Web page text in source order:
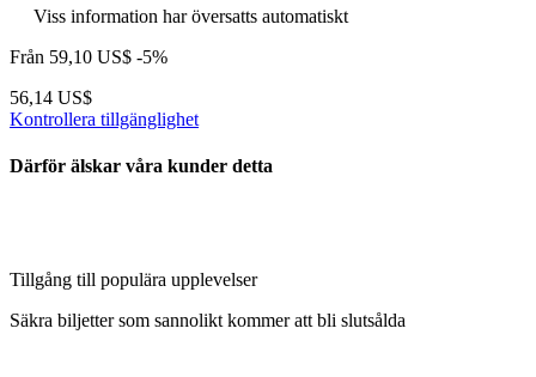
Viss information har översatts automatiskt
Från 59,10 US$ -5%
56,14 US$
Kontrollera tillgänglighet
Därför älskar våra kunder detta
Tillgång till populära upplevelser
Säkra biljetter som sannolikt kommer att bli slutsålda